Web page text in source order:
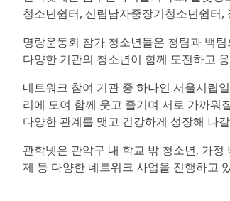
청소년쉼터, 신림남자중장기청소년쉼터
명랑운동회 참가 청소년들은 청팀과 백
다양한 기관의 청소년이 함께 도전하고
네트워크 참여 기관 중 하나인 서울시립
리에 모여 함께 웃고 즐기며 서로 가까워
다양한 관계를 맺고 건강하게 성장해 나
관학넷은 관악구 내 학교 밖 청소년, 가
제 등 다양한 네트워크 사업을 진행하고